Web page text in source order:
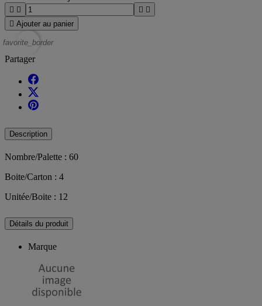
   
 Ajouter au panier
favorite_border
Partager
Description
Nombre/Palette : 60
Boite/Carton : 4
Unitée/Boite : 12
Détails du produit
Marque